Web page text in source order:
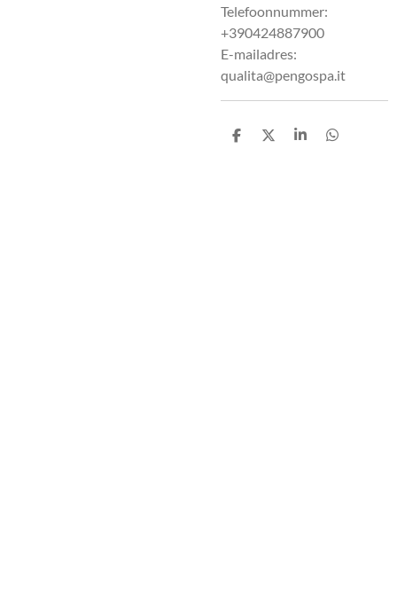
Telefoonnummer:
+390424887900
E-mailadres:
qualita@pengospa.it
D
D
S
D